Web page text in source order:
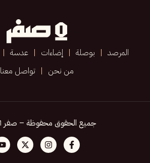
المرصد بوصلة إضاءات عدسة
من نحن
تواصل معنا
جميع الحقوق محفوظة – صفر ٢٠٢٦ ©